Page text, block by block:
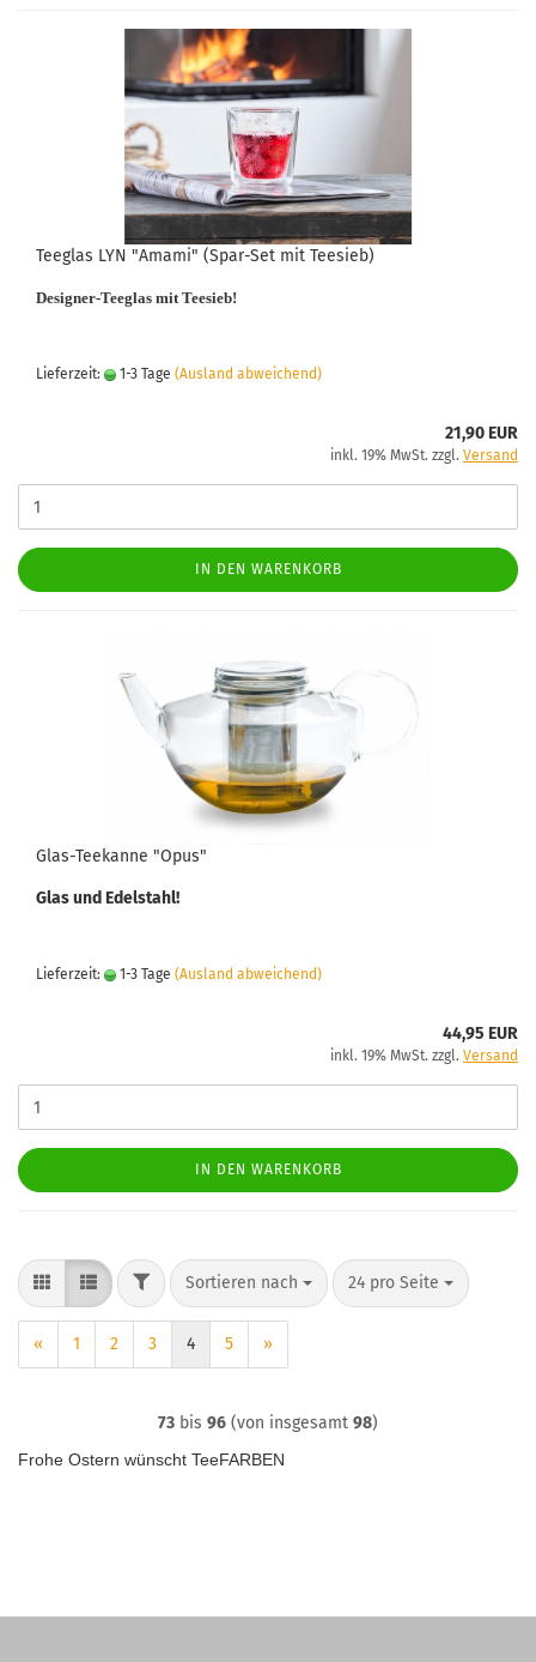
Teeglas LYN "Amami" (Spar-Set mit Teesieb)
Designer-Teeglas mit Teesieb!
Lieferzeit: 1-3 Tage (Ausland abweichend)
21,90 EUR
inkl. 19% MwSt. zzgl. Versand
IN DEN WARENKORB
Glas-Teekanne "Opus"
Glas und Edelstahl!
Lieferzeit: 1-3 Tage (Ausland abweichend)
44,95 EUR
inkl. 19% MwSt. zzgl. Versand
IN DEN WARENKORB
FILTERSortieren nach
Sortieren nach 24 pro Seite
pro Seite
« 1 2 3 4 5 »
73 bis 96 (von insgesamt 98)
Frohe Ostern wünscht TeeFARBEN